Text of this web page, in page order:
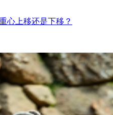
心上移还是下移？